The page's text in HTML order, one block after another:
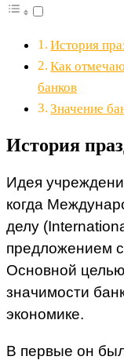
История
Как
банков
Значение
История
Идея
когда
делу
предложением
Основной
значимости
экономике.
В первые он